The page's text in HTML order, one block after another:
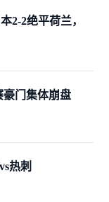
2-2绝平荷兰，
豪门集体崩盘
热刺